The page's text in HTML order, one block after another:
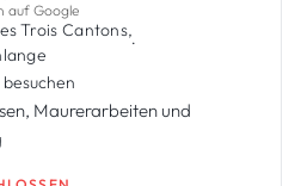
auf Google
Trois Cantons,
·
Maurerarbeiten und